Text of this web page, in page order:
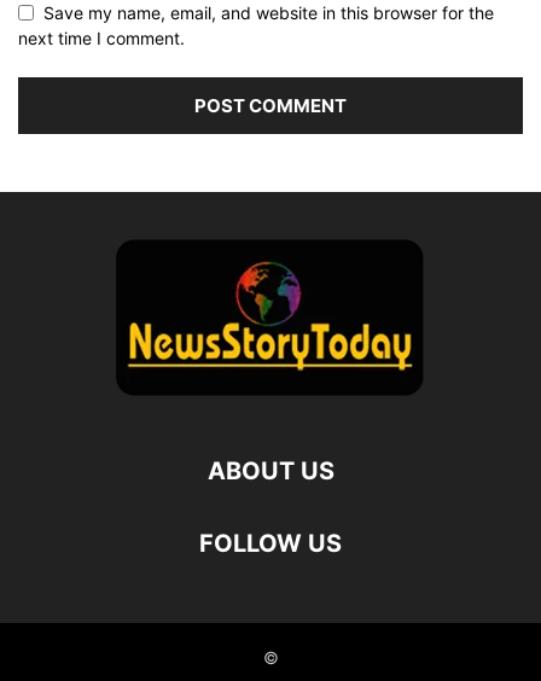
Save my name, email, and website in this browser for the
next time I comment.
ABOUT US
FOLLOW US
©